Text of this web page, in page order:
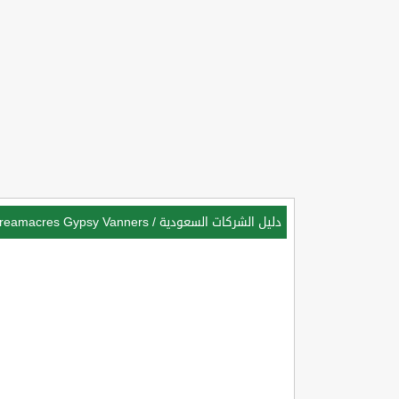
دليل الشركات السعودية /
Gypsy Vanners